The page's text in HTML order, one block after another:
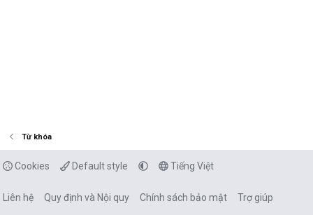
Từ khóa
Cookies Default style Tiếng Việt
Liên hệ Quy định và Nội quy Chính sách bảo mật Trợ giúp